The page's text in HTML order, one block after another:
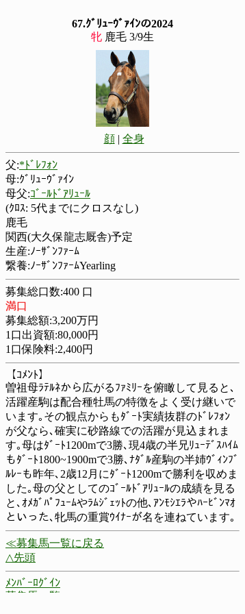
67.ｸﾞﾘｭｰｳﾞｧｲﾝの2024
牝 鹿毛 3/9生
顔| 全身
父:*ﾄﾞﾚﾌｫﾝ
母:ｸﾞﾘｭｰｳﾞｧｲﾝ
母父:ｺﾞｰﾙﾄﾞｱﾘｭｰﾙ
(ｸﾛｽ: 5代までにクロスなし)
鹿毛
関西(大久保龍志厩舎)予定
生産:ﾉｰｻﾞﾝﾌｧｰﾑ
繋養:ﾉｰｻﾞﾝﾌｧｰﾑYearling
募集総口数:400 口
満口
募集総額:3,200万円
1口出資額:80,000円
1口保険料:2,400円
【ｺﾒﾝﾄ】
曽祖母ﾗﾃﾙﾈから広がるﾌｧﾐﾘｰを俯瞰して見ると､
活躍産駒は配合種牡馬の特徴をよく受け継いで
います｡その観点からもﾀﾞｰﾄ実績抜群のﾄﾞﾚﾌｫﾝ
が父なら､確実に砂路線での活躍が見込まれま
す｡母はﾀﾞｰﾄ1200mで3勝､現4歳の半兄ﾘｭｰﾃﾞｽﾊｲﾑ
もﾀﾞｰﾄ1800~1900mで3勝､ﾅﾀﾞﾙ産駒の半姉ｳﾞｨﾝﾌﾞ
ﾙﾚｰも昨年､2歳12月にﾀﾞｰﾄ1200mで勝利を収めま
した｡母の父としてのｺﾞｰﾙﾄﾞｱﾘｭｰﾙの成績を見る
と､ｵﾒｶﾞﾊﾟﾌｭｰﾑやﾗﾑｼﾞｪｯﾄの他､ｱﾝﾓｼｴﾗやﾊｰﾋﾞﾝﾏｵ
といった､牝馬の重賞ｳｲﾅｰが名を連ねています｡
≪募集馬一覧に戻る
△先頭
ﾒﾝﾊﾞｰﾛｸﾞｲﾝ
募集馬一覧